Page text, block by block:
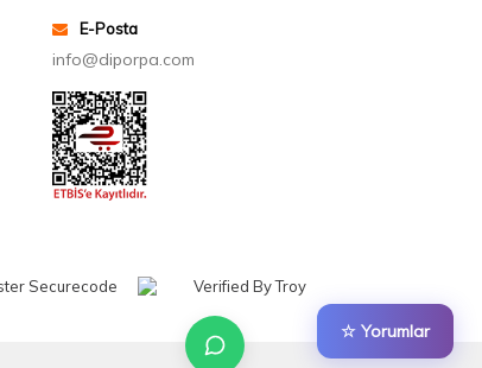
☆ Yorumlar
E-Posta
info@diporpa.com